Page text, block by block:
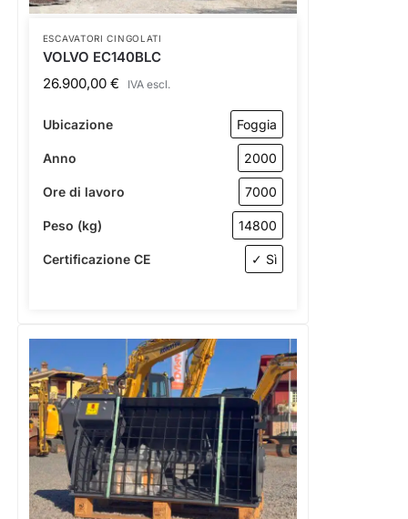
ESCAVATORI CINGOLATI
VOLVO EC140BLC
26.900,00 € IVA escl.
Ubicazione Foggia
Anno 2000
Ore di lavoro 7000
Peso (kg) 14800
Certificazione CE ✓ Sì